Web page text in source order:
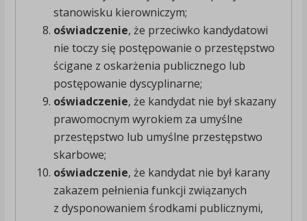
stanowisku kierowniczym;
oświadczenie, że przeciwko kandydatowi
nie toczy się postępowanie o przestępstwo
ścigane z oskarżenia publicznego lub
postępowanie dyscyplinarne;
oświadczenie, że kandydat nie był skazany
prawomocnym wyrokiem za umyślne
przestępstwo lub umyślne przestępstwo
skarbowe;
oświadczenie, że kandydat nie był karany
zakazem pełnienia funkcji związanych
z dysponowaniem środkami publicznymi,